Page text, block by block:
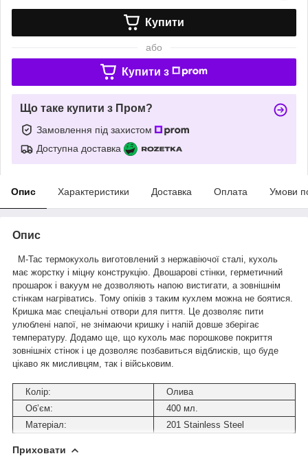
Купити
або
Купити з
Що таке купити з Пром?
Замовлення під захистом
Доступна доставка
Опис Характеристики Доставка Оплата Умови
Опис
M-Tac термокухоль виготовлений з нержавіючої сталі, кухоль
має жорстку і міцну конструкцію. Двошарові стінки, герметичний
прошарок і вакуум не дозволяють напою вистигати, а зовнішнім
стінкам нагріватись. Тому опіків з таким кухлем можна не боятися.
Кришка має спеціальні отвори для пиття. Це дозволяє пити
улюблені напої, не знімаючи кришку і напій довше зберігає
температуру. Додамо ще, що кухоль має порошкове покриття
зовнішніх стінок і це дозволяє позбавиться відблисків, що буде
цікаво як мисливцям, так і військовим.
Колір:
Олива
Об’єм:
400 мл.
Матеріал:
201 Stainless Steel
Приховати